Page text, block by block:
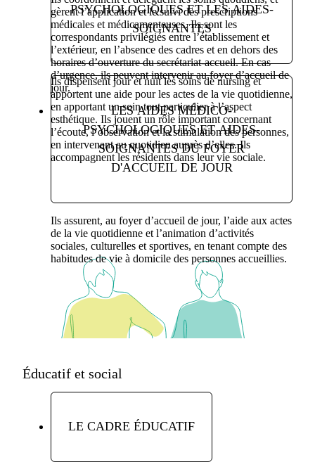
gèrent l’application et le suivi des prescriptions
médicales et médicamenteuses. Ils sont les
correspondants privilégiés entre l’établissement et
l’extérieur, en l’absence des cadres et en dehors des
horaires d’ouverture du secrétariat-accueil. En cas
d’urgence, ils peuvent intervenir au foyer d’accueil de
jour.
PSYCHOLOGIQUES ET LES AIDES-
SOIGNANTES
Ils dispensent jour et nuit les soins de nursing et
apportent une aide pour les actes de la vie quotidienne,
en apportant un soin tout particulier à l’aspect
esthétique. Ils jouent un rôle important concernant
l’écoute, l’observation et la stimulation des personnes,
en intervenant au quotidien auprès d’elles. Ils
accompagnent les résidents dans leur vie sociale.
LES AIDES MÉDICO-
PSYCHOLOGIQUES ET AIDES-
SOIGNANTES DU FOYER
D'ACCUEIL DE JOUR
Ils assurent, au foyer d’accueil de jour, l’aide aux actes
de la vie quotidienne et l’animation d’activités
sociales, culturelles et sportives, en tenant compte des
habitudes de vie à domicile des personnes accueillies.
Éducatif et social
LE CADRE ÉDUCATIF